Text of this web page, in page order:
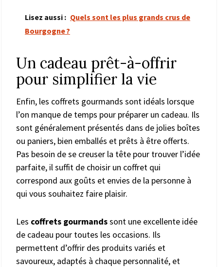
Lisez aussi : Quels sont les plus grands crus de
Bourgogne ?
Un cadeau prêt-à-offrir
pour simplifier la vie
Enfin, les coffrets gourmands sont idéals lorsque
l’on manque de temps pour préparer un cadeau. Ils
sont généralement présentés dans de jolies boîtes
ou paniers, bien emballés et prêts à être offerts.
Pas besoin de se creuser la tête pour trouver l’idée
parfaite, il suffit de choisir un coffret qui
correspond aux goûts et envies de la personne à
qui vous souhaitez faire plaisir.
Les coffrets gourmandssont une excellente idée
de cadeau pour toutes les occasions. Ils
permettent d’offrir des produits variés et
savoureux, adaptés à chaque personnalité, et